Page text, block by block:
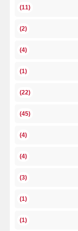
(11)
(2)
(4)
(1)
(22)
(45)
(4)
(4)
(3)
(1)
(1)